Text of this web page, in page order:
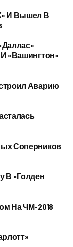
И Вышел В
«Вашингтон»
Аварию
Соперников
В «Голден
На ЧМ-2018